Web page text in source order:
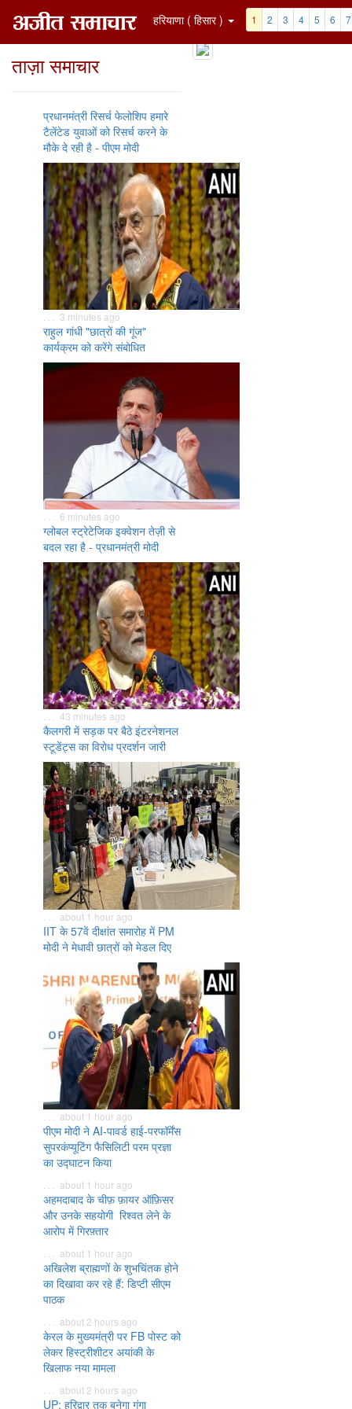
हरियाणा ( हिसार ) 1 2 3 4 5 6 7
ताज़ा समाचार
प्रधानमंत्री रिसर्च फेलोशिप हमारे
टैलेंटेड युवाओं को रिसर्च करने के
मौके दे रही है - पीएम मोदी
. . . 3 minutes ago
राहुल गांधी "छात्रों की गूंज"
कार्यक्रम को करेंगे संबोधित
. . . 6 minutes ago
ग्लोबल स्ट्रेटेजिक इक्वेशन तेज़ी से
बदल रहा है - प्रधानमंत्री मोदी
. . . 43 minutes ago
कैलगरी में सड़क पर बैठे इंटरनेशनल
स्टूडेंट्स का विरोध प्रदर्शन जारी
. . . about 1 hour ago
IIT के 57वें दीक्षांत समारोह में PM
मोदी ने मेधावी छात्रों को मेडल दिए
. . . about 1 hour ago
पीएम मोदी ने AI-पावर्ड हाई-परफॉर्मेंस
सुपरकंप्यूटिंग फैसिलिटी परम प्रज्ञा
का उद्घाटन किया
. . . about 1 hour ago
अहमदाबाद के चीफ़ फ़ायर ऑफ़िसर
और उनके सहयोगी रिश्वत लेने के
आरोप में गिरफ़्तार
. . . about 1 hour ago
अखिलेश ब्राह्मणों के शुभचिंतक होने
का दिखावा कर रहे हैं: डिप्टी सीएम
पाठक
. . . about 2 hours ago
केरल के मुख्यमंत्री पर FB पोस्ट को
लेकर हिस्ट्रीशीटर अयांकी के
खिलाफ नया मामला
. . . about 2 hours ago
UP: हरिद्वार तक बनेगा गंगा